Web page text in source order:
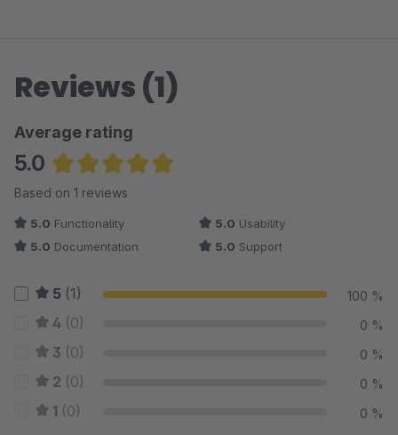
Reviews (1)
Average rating
5.0
Average rating of 5 out of 5 stars
Based on 1 reviews
5.0 Functionality 5.0 Usability
5.0 Documentation 5.0 Support
5 (1) 100 %
4 (0) 0 %
3 (0) 0 %
2 (0) 0 %
1 (0) 0 %